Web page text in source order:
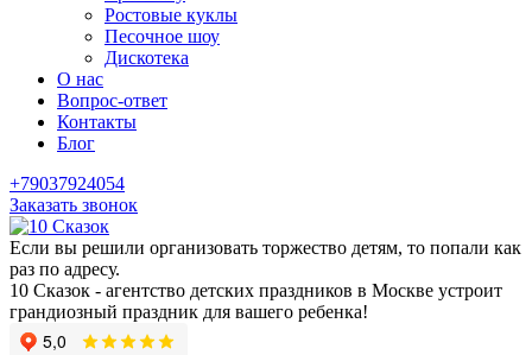
Ростовые куклы
Песочное шоу
Дискотека
О нас
Вопрос-ответ
Контакты
Блог
+79037924054
Заказать звонок
Если вы решили организовать торжество детям, то попали как
раз по адресу.
10 Сказок - агентство детских праздников в Москве устроит
грандиозный праздник для вашего ребенка!